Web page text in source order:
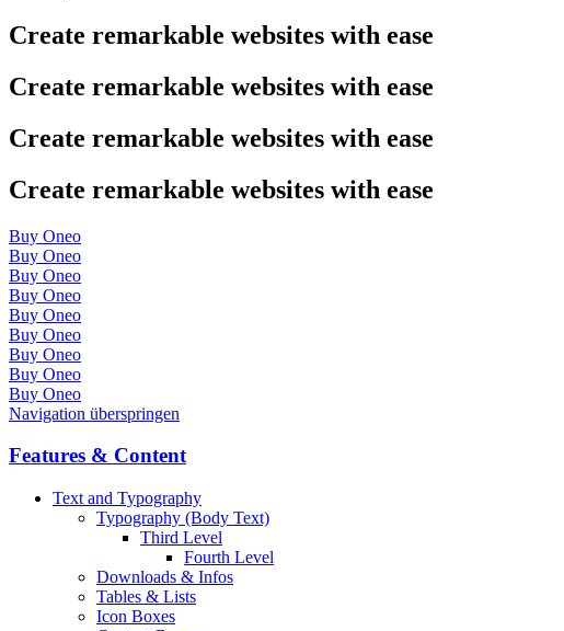
Create remarkable websites with ease
Create remarkable websites with ease
Create remarkable websites with ease
Create remarkable websites with ease
Buy Oneo
Buy Oneo
Buy Oneo
Buy Oneo
Buy Oneo
Buy Oneo
Buy Oneo
Buy Oneo
Buy Oneo
Navigation überspringen
Features & Content
Text and Typography
Typography (Body Text)
Third Level
Fourth Level
Downloads & Infos
Tables & Lists
Icon Boxes